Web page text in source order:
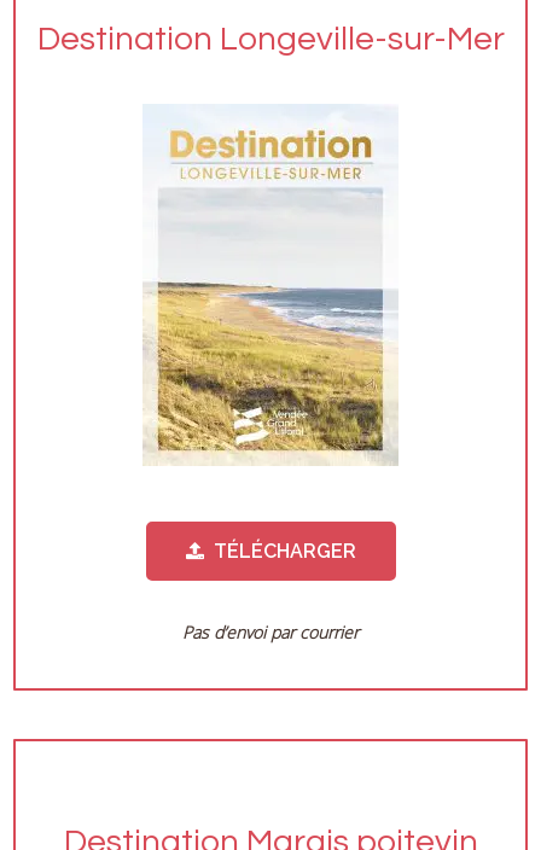
Destination Longeville-sur-Mer
TÉLÉCHARGER
Pas d’envoi par courrier
Destination Marais poitevin